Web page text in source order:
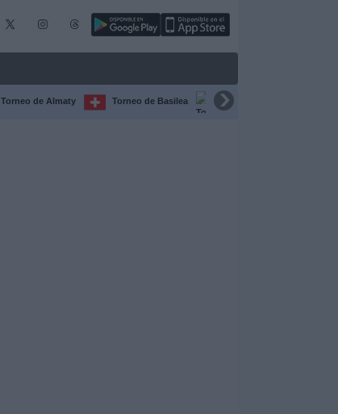
Torneo de Almaty Torneo de Basilea Torneo de Chengdú